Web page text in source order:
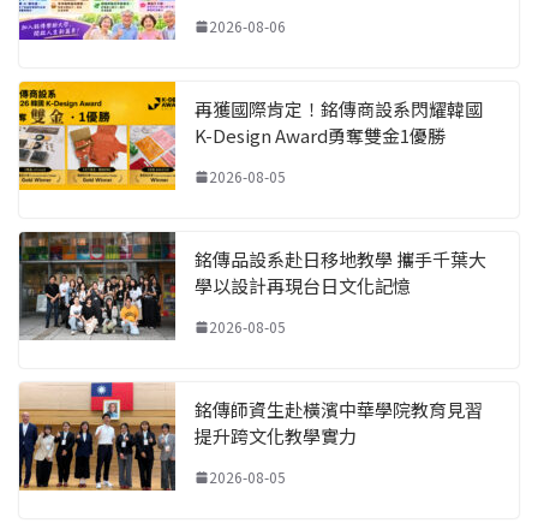
2026-08-06
再獲國際肯定！銘傳商設系閃耀韓國
K-Design Award勇奪雙金1優勝
2026-08-05
銘傳品設系赴日移地教學 攜手千葉大
學以設計再現台日文化記憶
2026-08-05
銘傳師資生赴橫濱中華學院教育見習
提升跨文化教學實力
2026-08-05